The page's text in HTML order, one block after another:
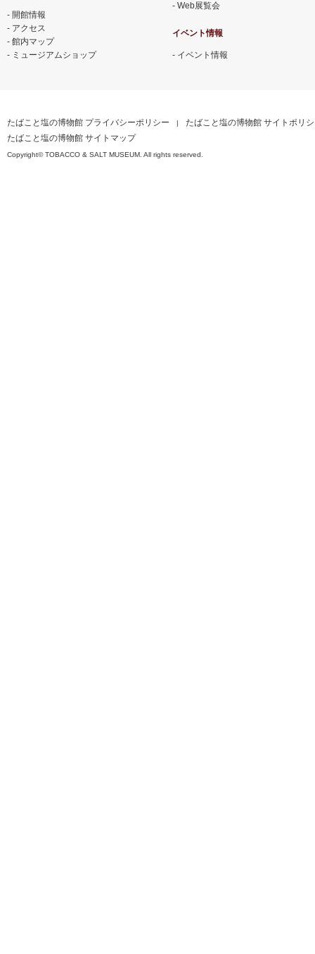
開館情報
アクセス
館内マップ
ミュージアムショップ
Web展覧会
イベント情報
イベント情報
たばこと塩の博物館 プライバシーポリシー
たばこと塩の博物館 サイトポリ
たばこと塩の博物館 サイトマップ
Copyright© TOBACCO & SALT MUSEUM. All rights reserved.